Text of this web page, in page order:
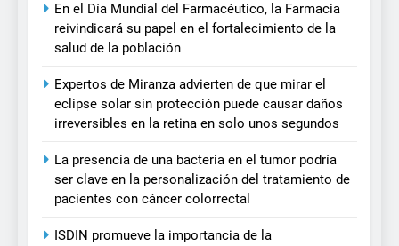
En el Día Mundial del Farmacéutico, la Farmacia
reivindicará su papel en el fortalecimiento de la
salud de la población
Expertos de Miranza advierten de que mirar el
eclipse solar sin protección puede causar daños
irreversibles en la retina en solo unos segundos
La presencia de una bacteria en el tumor podría
ser clave en la personalización del tratamiento de
pacientes con cáncer colorrectal
ISDIN promueve la importancia de la